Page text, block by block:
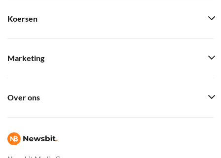
Koersen
Marketing
Over ons